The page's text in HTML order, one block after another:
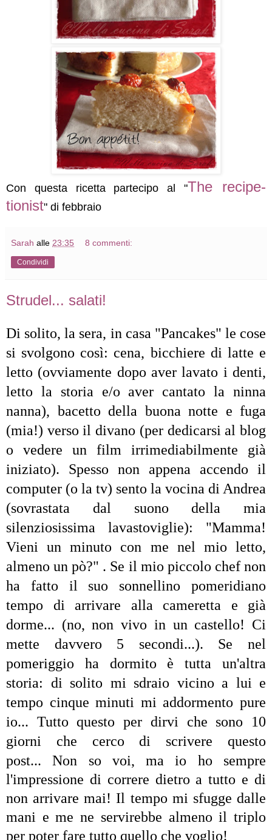
Con questa ricetta partecipo al "The recipe-
tionist" di febbraio
Sarah alle 23:35 8 commenti:
Condividi
Strudel... salati!
Di solito, la sera, in casa "Pancakes" le cose
si svolgono così: cena, bicchiere di latte e
letto (ovviamente dopo aver lavato i denti,
letto la storia e/o aver cantato la ninna
nanna), bacetto della buona notte e fuga
(mia!) verso il divano (per dedicarsi al blog
o vedere un film irrimediabilmente già
iniziato). Spesso non appena accendo il
computer (o la tv) sento la vocina di Andrea
(sovrastata dal suono della mia
silenziosissima lavastoviglie): "Mamma!
Vieni un minuto con me nel mio letto,
almeno un pò?" . Se il mio piccolo chef non
ha fatto il suo sonnellino pomeridiano
tempo di arrivare alla cameretta e già
dorme... (no, non vivo in un castello! Ci
mette davvero 5 secondi...). Se nel
pomeriggio ha dormito è tutta un'altra
storia: di solito mi sdraio vicino a lui e
tempo cinque minuti mi addormento pure
io... Tutto questo per dirvi che sono 10
giorni che cerco di scrivere questo
post...Non so voi, ma io ho sempre
l'impressione di correre dietro a tutto e di
non arrivare mai! Il tempo mi sfugge dalle
mani e me ne servirebbe almeno il triplo
per poter fare tutto quello che voglio!